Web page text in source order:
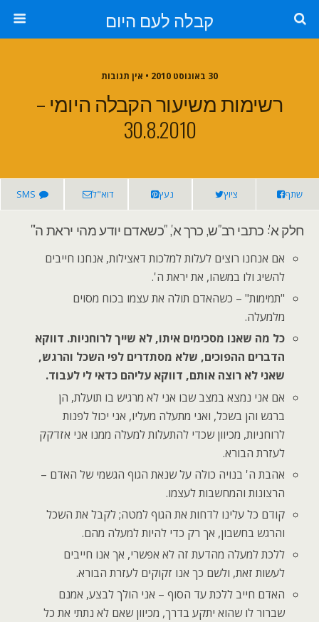
קבלה לעם היום
30 באוגוסט 2010 • אין תגובות
רשימות משיעור הקבלה היומי –
30.8.2010
שתף ציוץ נעץ דוא"ל SMS
חלק א': כתבי רב"ש, כרך א', "כשאדם יודע מהי יראת ה'"
אם אנחנו רוצים לעלות למלכות דאצילות, אנחנו חייבים
להשיג ולו במשהו, את יראת ה'.
"תמימות" – כשהאדם תולה את עצמו בכוח מסוים
מלמעלה.
כל מה שאנו מסכימים איתו, לא שייך לרוחניות. דווקא
הדברים ההפוכים, שלא מסתדרים לפי השכל והרגש,
שאני לא רוצה אותם, דווקא עליהם כדאי לי לעבוד.
אם אני נמצא במצב שבו אני לא מרגיש בו תועלת, הן
ברגש והן בשכל, ואני מתעלה מעליו, אני יכול לפנות
לרוחניות, מכיוון שכדי להתעלות למעלה ממנו אני אזדקק
לעזרת הבורא.
אהבת ה' בנויה כולה על שנאת הגוף הגשמי של האדם –
הרצונות והמחשבות לעצמו.
קודם כל עלינו לדחות את הגוף למטה; לקבל את השכל
והרגש בחשבון, אך רק כדי להיות למעלה מהם.
ללכת למעלה מהדעת זה לא אפשרי, אך אנו חייבים
לעשות זאת, ולשם כך אנו זקוקים לעזרת הבורא.
האדם חייב ללכת עד הסוף – אני הולך לבצע, אמנם
שברור לו שהוא יתקע בדרך, מכיוון שאם לא נתתי את כל